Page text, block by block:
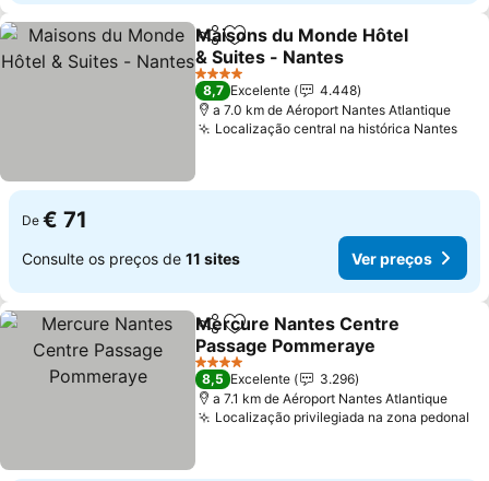
PartilharAdicionar aos favoritos
Maisons du Monde Hôtel
& Suites - Nantes
4 Estrelas
8,7 Excelente
4.448
a 7.0 km de Aéroport Nantes Atlantique
Localização central na histórica Nantes
De € 71
Consulte os preços de 11 sites Ver preços
PartilharAdicionar aos favoritos
Mercure Nantes Centre
Passage Pommeraye
4 Estrelas
8,5 Excelente
3.296
a 7.1 km de Aéroport Nantes Atlantique
Localização privilegiada na zona pedonal